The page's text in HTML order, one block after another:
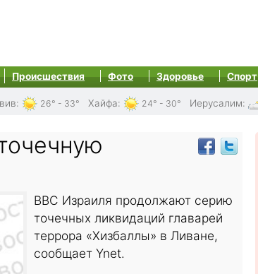
Происшествия Фото Здоровье Спорт
: 26° - 33° Хайфа: 24° - 30° Иерусалим:
ВВС Израиля продолжают серию
точечных ликвидаций главарей
террора «Хизбаллы» в Ливане,
сообщает Ynet.